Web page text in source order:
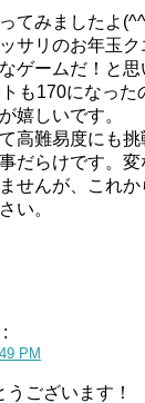
てみましたよ
サリのお年玉ク
ゲームだ！と
も170になった
嬉しいです。
高難易度にも
だらけです。
せんが、これ
い。
PM
ございます！